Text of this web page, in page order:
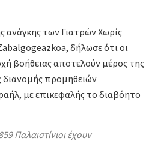
ανάγκης των Γιατρών Χωρίς
δήλωσε ότι οι
βοήθειας αποτελούν μέρος της
προμηθειών
με επικεφαλής το διαβόητο
Παλαιστίνιοι έχουν